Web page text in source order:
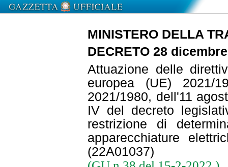
MINISTERO DELLA
DECRETO 28
Attuazione delle
europea (UE) 2021/
2021/1980, dell'11
IV del decreto
restrizione di
apparecchiature
(22A01037)